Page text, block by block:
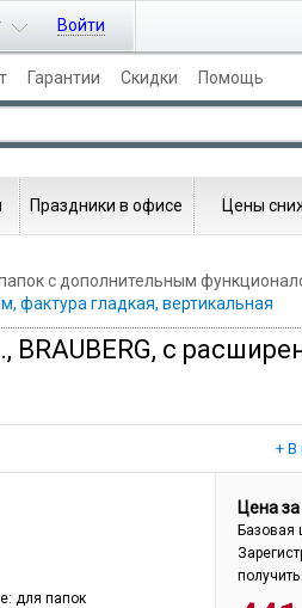
Войти
Гарантии Скидки Помощь
Праздники в офисе Цены
с дополнительным
фактура гладкая, вертикальная
с
для папок
Цена
Базовая